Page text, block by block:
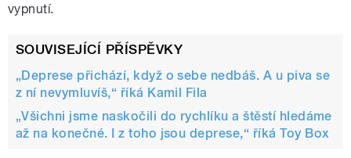
vypnutí.
SOUVISEJÍCÍ PŘÍSPĚVKY
„Deprese přichází, když o sebe nedbáš. A u piva se
z ní nevymluvíš,“ říká Kamil Fila
„Všichni jsme naskočili do rychlíku a štěstí hledáme
až na konečné. I z toho jsou deprese,“ říká Toy Box